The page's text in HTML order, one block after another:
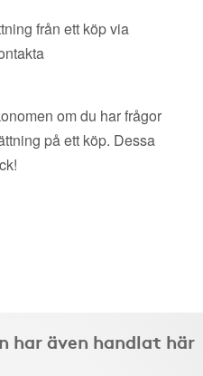
från ett köp via
om du har frågor
på ett köp. Dessa
har även handlat här